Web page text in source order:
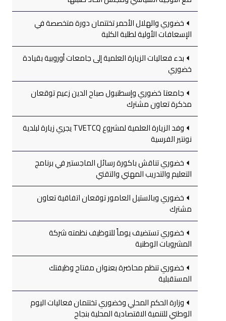
خضوري والهلال الأحمر تختتمان دورة متخصصة في
الإسعافات الأولية لطلبة الكلية
بدء فعاليات الزيارة العلمية إلى جامعات أوروبية بقيادة
خضوري
جامعتا خضوري وإسطنبول صباح الدين زعيم توقعان
مذكرة تعاون مشترك
وفد الزيارة العلمية لمشروع TVETCQ يجري زيارة لبلدية
نونتير الفرسية
خضوري تناقش باكورة رسائل الماجستير في برنامج
التعليم والتدريب المهني والتقني
خضوري وبالستيل العامور توقعان اتفاقية تعاون
مشترك
خضوري تستضيف يوماً للتوظيف نظمته شركة
المشروبات الوطنية
خضوري تنظم محاضرة بعنوان مفتاح وظيفتك
المستقبلية
وزارة الحكم المحلي وخضوري تختتمان فعاليات اليوم
الوطني للتنمية الاقتصادية المحلية بنجاح